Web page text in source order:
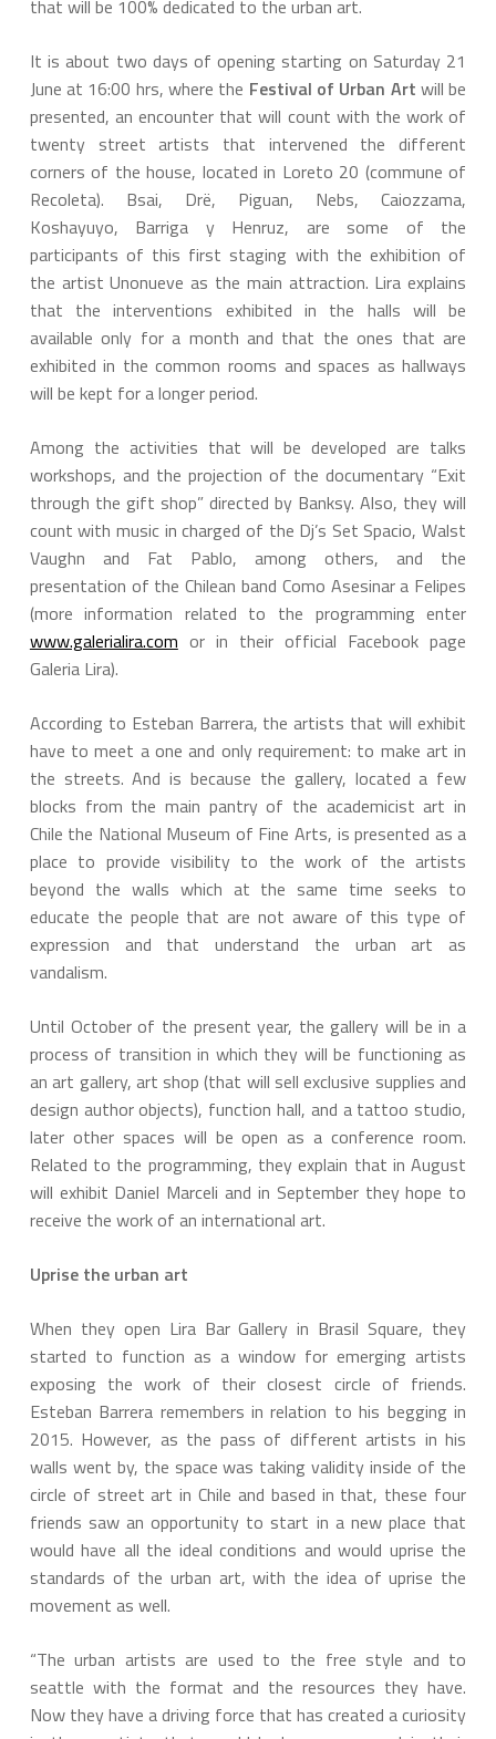
that will be 100% dedicated to the urban art.
It is about two days of opening starting on Saturday 21
June at 16:00 hrs, where the Festival of Urban Art will be
presented, an encounter that will count with the work of
twenty street artists that intervened the different
corners of the house, located in Loreto 20 (commune of
Recoleta). Bsai, Drë, Piguan, Nebs, Caiozzama,
Koshayuyo, Barriga y Henruz, are some of the
participants of this first staging with the exhibition of
the artist Unonueve as the main attraction. Lira explains
that the interventions exhibited in the halls will be
available only for a month and that the ones that are
exhibited in the common rooms and spaces as hallways
will be kept for a longer period.
Among the activities that will be developed are talks
workshops, and the projection of the documentary “Exit
through the gift shop” directed by Banksy. Also, they will
count with music in charged of the Dj’s Set Spacio, Walst
Vaughn and Fat Pablo, among others, and the
presentation of the Chilean band Como Asesinar a Felipes
(more information related to the programming enter
www.galerialira.com or in their official Facebook page
Galeria Lira).
According to Esteban Barrera, the artists that will exhibit
have to meet a one and only requirement: to make art in
the streets. And is because the gallery, located a few
blocks from the main pantry of the academicist art in
Chile the National Museum of Fine Arts, is presented as a
place to provide visibility to the work of the artists
beyond the walls which at the same time seeks to
educate the people that are not aware of this type of
expression and that understand the urban art as
vandalism.
Until October of the present year, the gallery will be in a
process of transition in which they will be functioning as
an art gallery, art shop (that will sell exclusive supplies and
design author objects), function hall, and a tattoo studio,
later other spaces will be open as a conference room.
Related to the programming, they explain that in August
will exhibit Daniel Marceli and in September they hope to
receive the work of an international art.
Uprise the urban art
When they open Lira Bar Gallery in Brasil Square, they
started to function as a window for emerging artists
exposing the work of their closest circle of friends.
Esteban Barrera remembers in relation to his begging in
2015. However, as the pass of different artists in his
walls went by, the space was taking validity inside of the
circle of street art in Chile and based in that, these four
friends saw an opportunity to start in a new place that
would have all the ideal conditions and would uprise the
standards of the urban art, with the idea of uprise the
movement as well.
“The urban artists are used to the free style and to
seattle with the format and the resources they have.
Now they have a driving force that has created a curiosity